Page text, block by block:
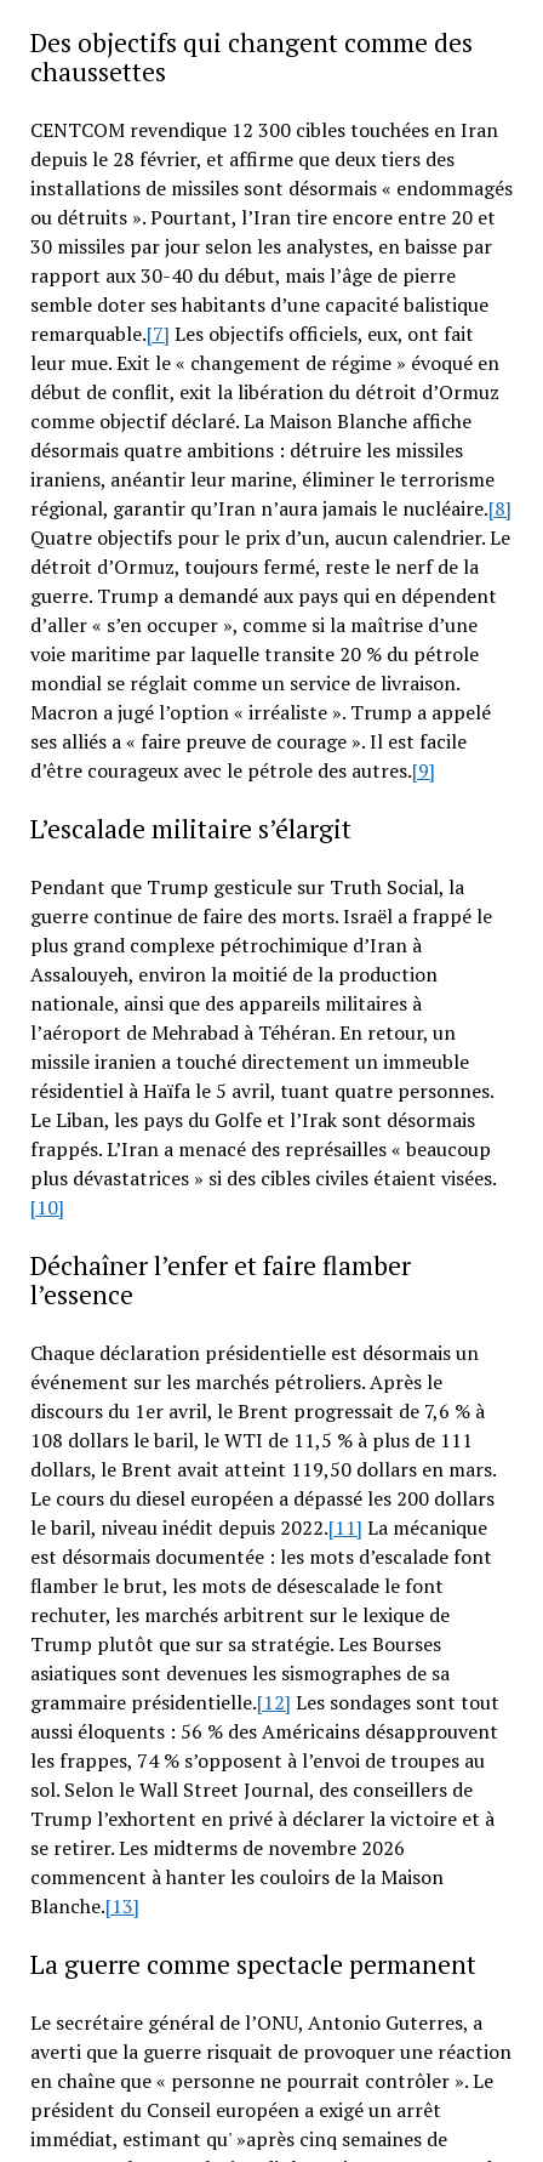
Des objectifs qui changent comme des
chaussettes
CENTCOM revendique 12 300 cibles touchées en Iran
depuis le 28 février, et affirme que deux tiers des
installations de missiles sont désormais « endommagés
ou détruits ». Pourtant, l’Iran tire encore entre 20 et
30 missiles par jour selon les analystes, en baisse par
rapport aux 30-40 du début, mais l’âge de pierre
semble doter ses habitants d’une capacité balistique
remarquable.[7] Les objectifs officiels, eux, ont fait
leur mue. Exit le « changement de régime » évoqué en
début de conflit, exit la libération du détroit d’Ormuz
comme objectif déclaré. La Maison Blanche affiche
désormais quatre ambitions : détruire les missiles
iraniens, anéantir leur marine, éliminer le terrorisme
régional, garantir qu’Iran n’aura jamais le nucléaire.[8]
Quatre objectifs pour le prix d’un, aucun calendrier. Le
détroit d’Ormuz, toujours fermé, reste le nerf de la
guerre. Trump a demandé aux pays qui en dépendent
d’aller « s’en occuper », comme si la maîtrise d’une
voie maritime par laquelle transite 20 % du pétrole
mondial se réglait comme un service de livraison.
Macron a jugé l’option « irréaliste ». Trump a appelé
ses alliés a « faire preuve de courage ». Il est facile
d’être courageux avec le pétrole des autres.[9]
L’escalade militaire s’élargit
Pendant que Trump gesticule sur Truth Social, la
guerre continue de faire des morts. Israël a frappé le
plus grand complexe pétrochimique d’Iran à
Assalouyeh, environ la moitié de la production
nationale, ainsi que des appareils militaires à
l’aéroport de Mehrabad à Téhéran. En retour, un
missile iranien a touché directement un immeuble
résidentiel à Haïfa le 5 avril, tuant quatre personnes.
Le Liban, les pays du Golfe et l’Irak sont désormais
frappés. L’Iran a menacé des représailles « beaucoup
plus dévastatrices » si des cibles civiles étaient visées.
[10]
Déchaîner l’enfer et faire flamber
l’essence
Chaque déclaration présidentielle est désormais un
événement sur les marchés pétroliers. Après le
discours du 1er avril, le Brent progressait de 7,6 % à
108 dollars le baril, le WTI de 11,5 % à plus de 111
dollars, le Brent avait atteint 119,50 dollars en mars.
Le cours du diesel européen a dépassé les 200 dollars
le baril, niveau inédit depuis 2022.[11] La mécanique
est désormais documentée : les mots d’escalade font
flamber le brut, les mots de désescalade le font
rechuter, les marchés arbitrent sur le lexique de
Trump plutôt que sur sa stratégie. Les Bourses
asiatiques sont devenues les sismographes de sa
grammaire présidentielle.[12] Les sondages sont tout
aussi éloquents : 56 % des Américains désapprouvent
les frappes, 74 % s’opposent à l’envoi de troupes au
sol. Selon le Wall Street Journal, des conseillers de
Trump l’exhortent en privé à déclarer la victoire et à
se retirer. Les midterms de novembre 2026
commencent à hanter les couloirs de la Maison
Blanche.[13]
La guerre comme spectacle permanent
Le secrétaire général de l’ONU, Antonio Guterres, a
averti que la guerre risquait de provoquer une réaction
en chaîne que « personne ne pourrait contrôler ». Le
président du Conseil européen a exigé un arrêt
immédiat, estimant qu' »après cinq semaines de